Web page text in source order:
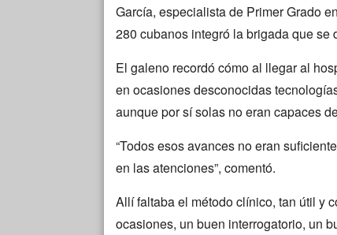
García, especialista de Primer Grado
280 cubanos integró la brigada que se
El galeno recordó cómo al llegar al
en ocasiones desconocidas
aunque por sí solas no eran capaces
“Todos esos avances no eran
en las atenciones”, comentó.
Allí faltaba el método clínico, tan útil y
ocasiones, un buen interrogatorio, un